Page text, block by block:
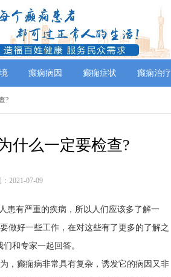
癫痫病因 癫痫症状 癫痫治疗
?
什么一定要检查?
2021-07-09
患有严重的疾病，所以人们应该多了解一
做好一些工作，在对这些有了更多的了解之
和专家一起回答。
，癫痫病非常具有复杂，诱发它的病因又非